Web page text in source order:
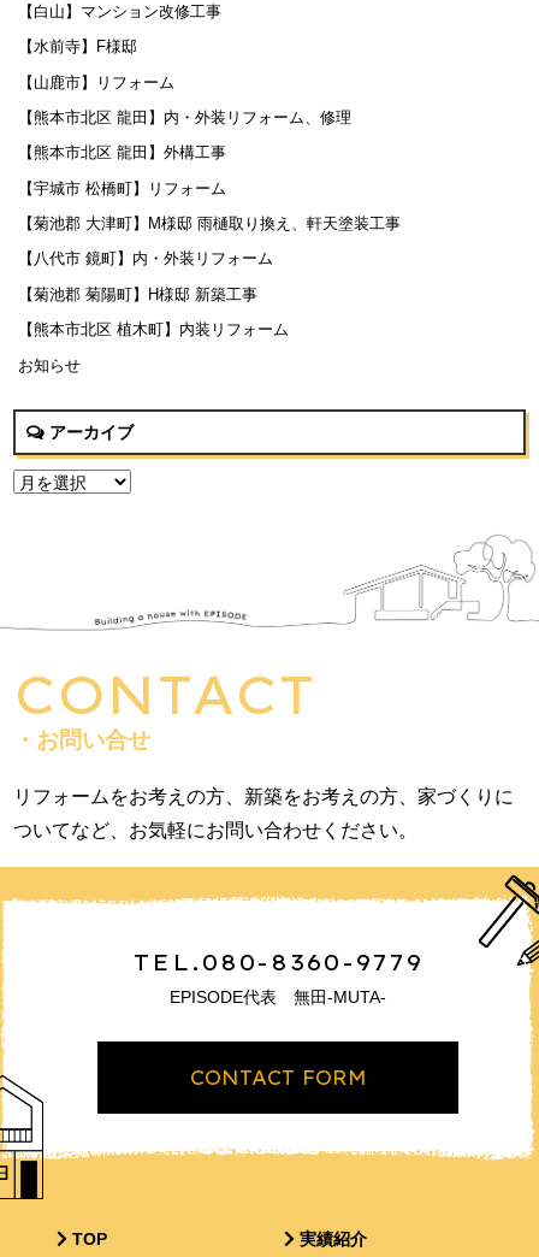
【白山】マンション改修工事
【水前寺】F様邸
【山鹿市】リフォーム
【熊本市北区 龍田】内・外装リフォーム、修理
【熊本市北区 龍田】外構工事
【宇城市 松橋町】リフォーム
【菊池郡 大津町】M様邸 雨樋取り換え、軒天塗装工事
【八代市 鏡町】内・外装リフォーム
【菊池郡 菊陽町】H様邸 新築工事
【熊本市北区 植木町】内装リフォーム
お知らせ
アーカイブ
CONTACT
・お問い合せ
リフォームをお考えの方、新築をお考えの方、家づくりに
ついてなど、お気軽にお問い合わせください。
TEL.080-8360-9779
EPISODE代表 無田-MUTA-
CONTACT FORM
TOP 実績紹介